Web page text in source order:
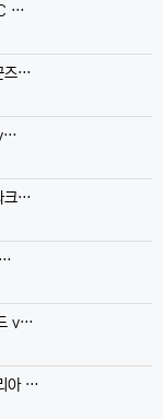
…
즈…
크…
v…
아 …